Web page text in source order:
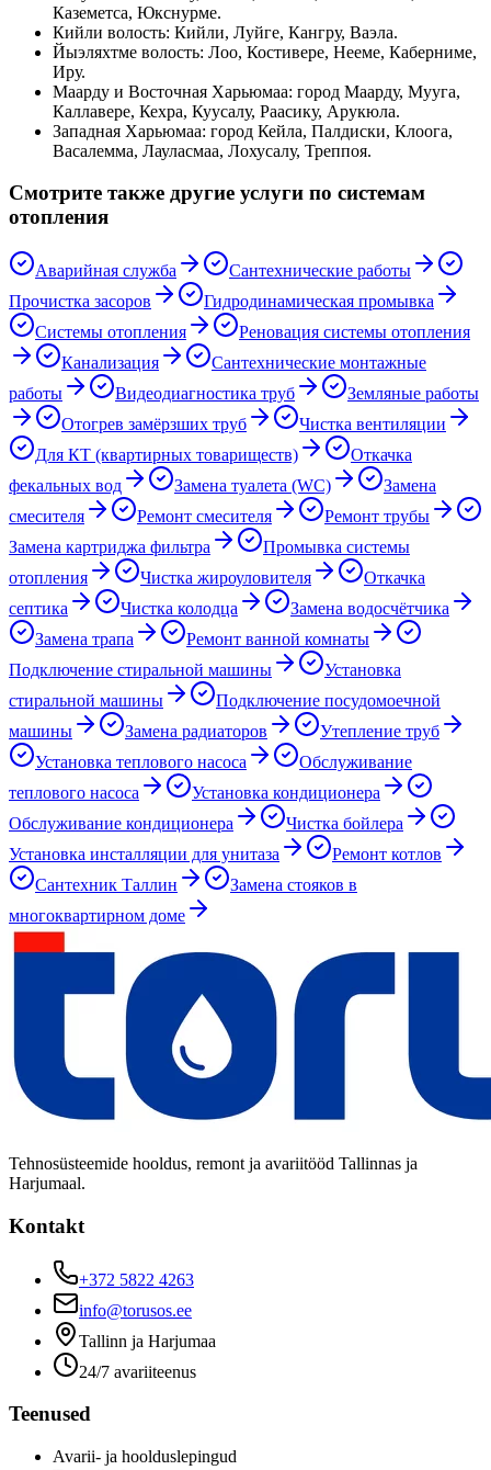
Каземетса, Юкснурме.
Кийли волость: Кийли, Луйге, Кангру, Ваэла.
Йыэляхтме волость: Лоо, Костивере, Нееме, Каберниме,
Иру.
Маарду и Восточная Харьюмаа: город Маарду, Муугa,
Каллавере, Кехра, Куусалу, Раасику, Арукюла.
Западная Харьюмаа: город Кейла, Палдиски, Клоога,
Васалемма, Лауласмаа, Лохусалу, Треппоя.
Смотрите также другие услуги по системам
отопления
Аварийная служба
Сантехнические работы
Прочистка засоров
Гидродинамическая промывка
Системы отопления
Реновация системы отопления
Канализация
Сантехнические монтажные
работы
Видеодиагностика труб
Земляные работы
Отогрев замёрзших труб
Чистка вентиляции
Для КТ (квартирных товариществ)
Откачка
фекальных вод
Замена туалета (WC)
Замена
смесителя
Ремонт смесителя
Ремонт трубы
Замена картриджа фильтра
Промывка системы
отопления
Чистка жироуловителя
Откачка
септика
Чистка колодца
Замена водосчётчика
Замена трапа
Ремонт ванной комнаты
Подключение стиральной машины
Установка
стиральной машины
Подключение посудомоечной
машины
Замена радиаторов
Утепление труб
Установка теплового насоса
Обслуживание
теплового насоса
Установка кондиционера
Обслуживание кондиционера
Чистка бойлера
Установка инсталляции для унитаза
Ремонт котлов
Сантехник Таллин
Замена стояков в
многоквартирном доме
Tehnosüsteemide hooldus, remont ja avariitööd Tallinnas ja
Harjumaal.
Kontakt
+372 5822 4263
info@torusos.ee
Tallinn ja Harjumaa
24/7 avariiteenus
Teenused
Avarii- ja hoolduslepingud